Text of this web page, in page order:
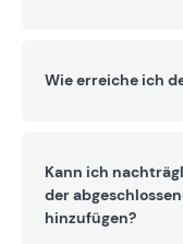
Wie erreiche ich
Kann ich
der
hinzufügen?